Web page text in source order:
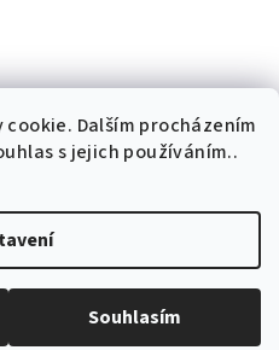
Dalším procházením
s jejich používáním..
Souhlasím
cookies
„Odpovídáme okamžitě. S čím
vám můžeme pomoci?“